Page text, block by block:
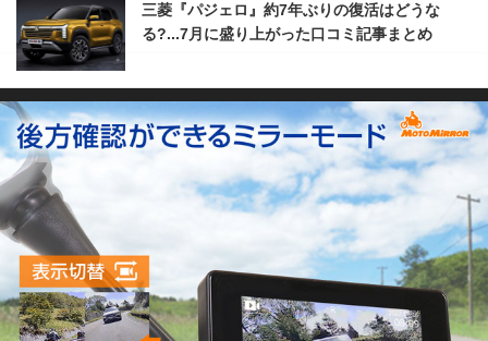
三菱『パジェロ』約7年ぶりの復活はどうな
る?...7月に盛り上がった口コミ記事まとめ